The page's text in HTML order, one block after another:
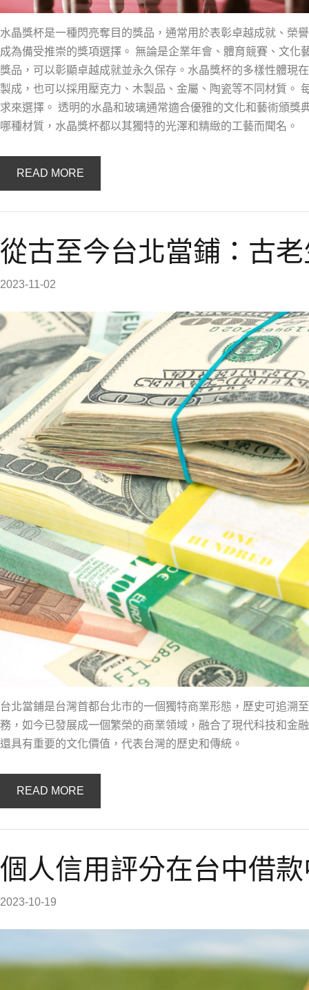
水晶獎杯是一種閃亮奪目的獎品，通常用於表彰卓越成就、榮
成為備受推崇的獎項選擇。 無論是企業年會、體育競賽、文
獎品，可以彰顯卓越成就並永久保存。水晶獎杯的多樣性體現
製成，也可以採用壓克力、木製品、金屬、陶瓷等不同材質。
求來選擇。 透明的水晶和玻璃通常適合優雅的文化和藝術頒
哪種材質，水晶獎杯都以其獨特的光澤和精緻的工藝而聞名。
READ MORE
從古至今台北當鋪：古
2023-11-02
台北當鋪是台灣首都台北市的一個獨特商業形態，歷史可追溯
務，如今已發展成一個繁榮的商業領域，融合了現代科技和金
還具有重要的文化價值，代表台灣的歷史和傳統。
READ MORE
個人信用評分在台中借
2023-10-19